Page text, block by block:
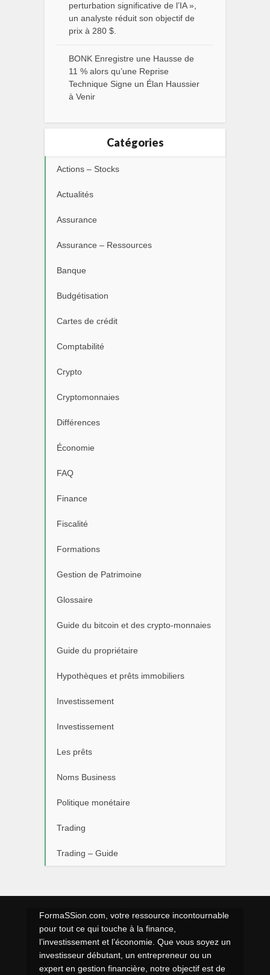
perturbation significative de l’IA »,
un analyste réduit son objectif de
prix à 280 $.
BONK Enregistre une Hausse de
11 % alors qu’une Reprise
Technique Signe un Élan Haussier
à Venir
Catégories
Actions – Stocks
Actualités
Assurance
Assurance – Ressources
Banque
Budgétisation
Cartes de crédit
Comptabilité
Crypto
Cryptomonnaies
Différences
Économie
FAQ
Finance
Fiscalité
Formations
Gestion de Patrimoine
Glossaire
Guide du bitcoin et des crypto-monnaies
Guide du propriétaire
Hypothèques et prêts immobiliers
Investissement
Investissement
Les prêts
Noms Business
Politique monétaire
Trading
Trading – Guide
FormaSSion.com, votre ressource incontournable
pour tout ce qui touche à la finance,
l’investissement et l’économie. Que vous soyez un
investisseur débutant, un entrepreneur ou un
expert en gestion financière, notre objectif est de